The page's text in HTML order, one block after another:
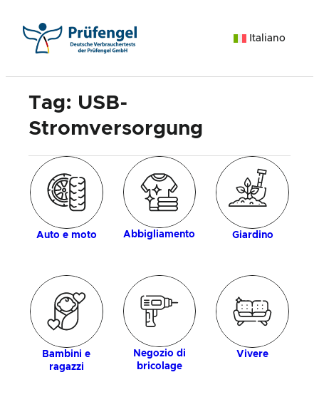
contenuto
Italiano
Tag: USB-
Stromversorgung
Auto e moto Abbigliamento Giardino
Bambini e
ragazzi
Negozio di
bricolage
Vivere